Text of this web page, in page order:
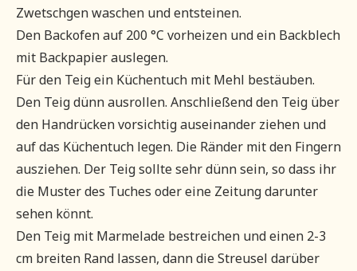
Zwetschgen waschen und entsteinen.
Den Backofen auf 200 °C vorheizen und ein Backblech
mit Backpapier auslegen.
Für den Teig ein Küchentuch mit Mehl bestäuben.
Den Teig dünn ausrollen. Anschließend den Teig über
den Handrücken vorsichtig auseinander ziehen und
auf das Küchentuch legen. Die Ränder mit den Fingern
ausziehen. Der Teig sollte sehr dünn sein, so dass ihr
die Muster des Tuches oder eine Zeitung darunter
sehen könnt.
Den Teig mit Marmelade bestreichen und einen 2-3
cm breiten Rand lassen, dann die Streusel darüber